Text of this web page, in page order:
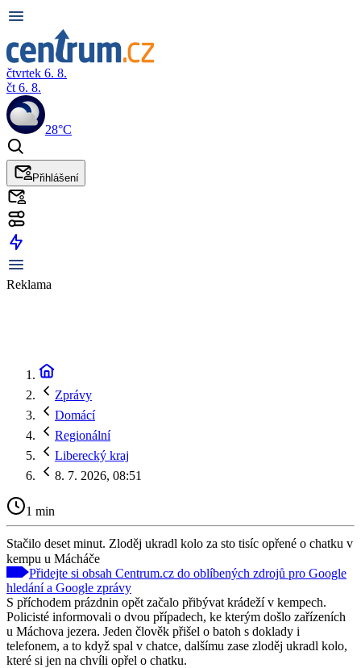
čtvrtek 6. 8.
čt 6. 8.
28°C
Přihlášení
Reklama
Zprávy
Domácí
Regionální
Liberecký kraj
8. 7. 2026, 08:51
1 min
Stačilo deset minut. Zloděj ukradl kolo za sto tisíc opřené o chatku v
kempu u Mácháče
Přidejte si obsah Centrum.cz do oblíbených zdrojů pro Google
hledání a Google zprávy
S příchodem prázdnin opět začalo přibývat krádeží v kempech.
Policisté informovali o dvou případech, ke kterým došlo zařízeních
u Máchova jezera. Jeden člověk přišel o batoh s doklady i
telefonem, a to když spal v chatce, dalšímu zase zloděj ukradl kolo,
které si jen na chvíli opřel o chatku.